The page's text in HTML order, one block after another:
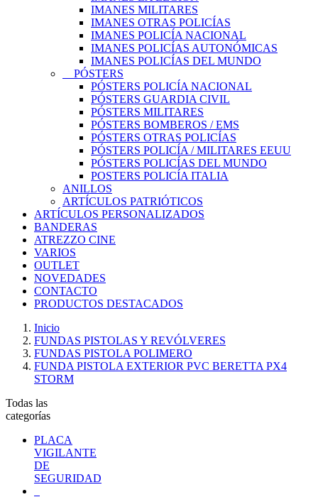
IMANES MILITARES
IMANES OTRAS POLICÍAS
IMANES POLICÍA NACIONAL
IMANES POLICÍAS AUTONÓMICAS
IMANES POLICÍAS DEL MUNDO
PÓSTERS
PÓSTERS POLICÍA NACIONAL
PÓSTERS GUARDIA CIVIL
PÓSTERS MILITARES
PÓSTERS BOMBEROS / EMS
PÓSTERS OTRAS POLICÍAS
PÓSTERS POLICÍA / MILITARES EEUU
PÓSTERS POLICÍAS DEL MUNDO
POSTERS POLICÍA ITALIA
ANILLOS
ARTÍCULOS PATRIÓTICOS
ARTÍCULOS PERSONALIZADOS
BANDERAS
ATREZZO CINE
VARIOS
OUTLET
NOVEDADES
CONTACTO
PRODUCTOS DESTACADOS
Inicio
FUNDAS PISTOLAS Y REVÓLVERES
FUNDAS PISTOLA POLIMERO
FUNDA PISTOLA EXTERIOR PVC BERETTA PX4
STORM
Todas las
categorías
PLACA
VIGILANTE
DE
SEGURIDAD